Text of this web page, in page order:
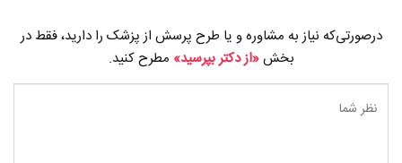
درصورتی‌که نیاز به مشاوره و یا طرح پرسش از پزشک را دارید، فقط در
بخش«از دکتر بپرسید» مطرح کنید.